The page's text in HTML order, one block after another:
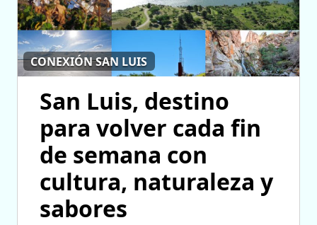
CONEXIÓN SAN LUIS
San Luis, destino
para volver cada fin
de semana con
cultura, naturaleza y
sabores